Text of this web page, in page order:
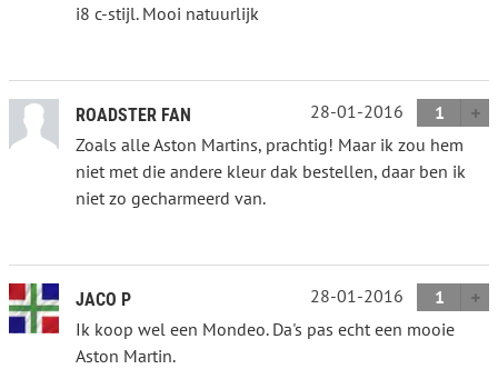
i8 c-stijl. Mooi natuurlijk
ROADSTER FAN 28-01-2016
1
Zoals alle Aston Martins, prachtig! Maar ik zou hem
niet met die andere kleur dak bestellen, daar ben ik
niet zo gecharmeerd van.
JACO P 28-01-2016
1
Ik koop wel een Mondeo. Da's pas echt een mooie
Aston Martin.